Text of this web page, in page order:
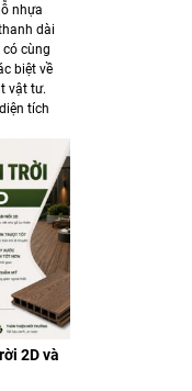
nhựa
dài
cùng
biệt về
vật tư.
tích
2D và